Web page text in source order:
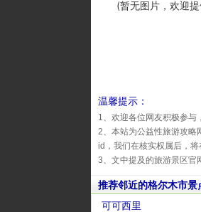
(暂无图片，欢迎提
温馨提示：
1、欢迎各位网友积极参与
2、本站为公益性旅游攻略
id，我们在核实权属后，将
3、文中提及的旅游景区官
推荐邻近的格尔木市景
可可西里